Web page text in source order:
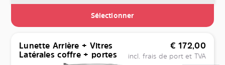
Sélectionner
Lunette Arrière + Vitres
Latérales coffre + portes
€ 172,00
incl. frais de port et TVA